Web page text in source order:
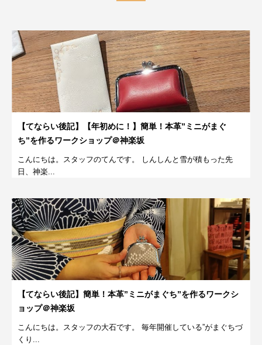
【てならい後記】【年初めに！】簡単！本革”ミニがまぐ
ち”を作るワークショップ＠神楽坂
こんにちは。スタッフのてんです。 しんしんと雪が積もった先
日、神楽...
【てならい後記】簡単！本革”ミニがまぐち”を作るワークシ
ョップ＠神楽坂
こんにちは。スタッフの大石です。 毎年開催している”がまぐちづ
くり...